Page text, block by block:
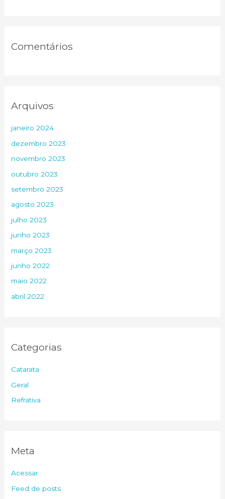
Comentários
Arquivos
janeiro 2024
dezembro 2023
novembro 2023
outubro 2023
setembro 2023
agosto 2023
julho 2023
junho 2023
março 2023
junho 2022
maio 2022
abril 2022
Categorias
Catarata
Geral
Refrativa
Meta
Acessar
Feed de posts